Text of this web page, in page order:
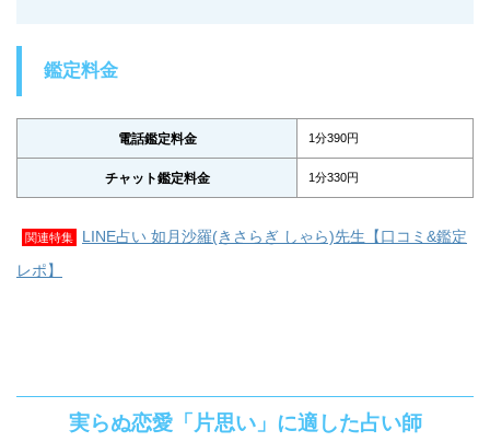
鑑定料金
電話鑑定料金 1分390円
チャット鑑定料金 1分330円
関連特集
LINE占い 如月沙羅(きさらぎ しゃら)先生【口コミ&鑑定
レポ】
実らぬ恋愛「片思い」に適した占い師